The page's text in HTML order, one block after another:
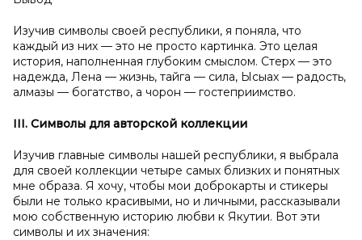
Изучив символы своей республики, я поняла, что
каждый из них — это не просто картинка. Это целая
история, наполненная глубоким смыслом. Стерх — это
надежда, Лена — жизнь, тайга — сила, Ысыах — радость,
алмазы — богатство, а чорон — гостеприимство.
III. Символы для авторской коллекции
Изучив главные символы нашей республики, я выбрала
для своей коллекции четыре самых близких и понятных
мне образа. Я хочу, чтобы мои доброкарты и стикеры
были не только красивыми, но и личными, рассказывали
мою собственную историю любви к Якутии. Вот эти
символы и их значения: